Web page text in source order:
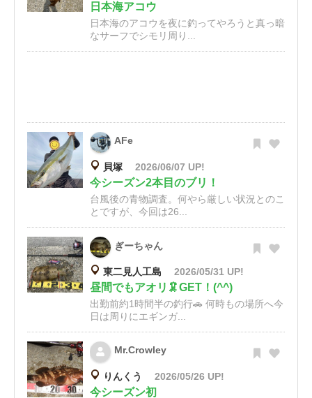
日本海アコウ
日本海のアコウを夜に釣ってやろうと真っ暗
なサーフでシモリ周り...
AFe
貝塚 2026/06/07 UP!
今シーズン2本目のブリ！
台風後の青物調査。何やら厳しい状況とのこ
とですが、今回は26...
ぎーちゃん
東二見人工島 2026/05/31 UP!
昼間でもアオリ🦑GET！(^^)
出勤前約1時間半の釣行🚗 何時もの場所へ今
日は周りにエギンガ...
Mr.Crowley
りんくう 2026/05/26 UP!
今シーズン初